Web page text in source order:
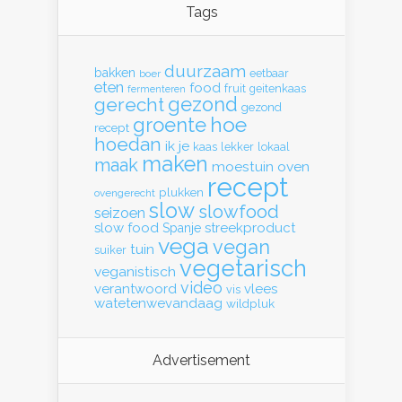
Tags
bakken boer duurzaam eetbaar
eten fermenteren food fruit geitenkaas
gerecht gezond gezond
recept groente hoe
hoedan ik je kaas lekker lokaal
maak maken moestuin oven
ovengerecht plukken recept
seizoen slow slowfood
slow food Spanje streekproduct
suiker tuin vega vegan
veganistisch vegetarisch
verantwoord video vis vlees
watetenwevandaag wildpluk
Advertisement